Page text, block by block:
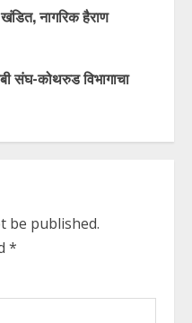
नागरिक हैराण
संघ-कोथरुड विभागाचा
be published.
*